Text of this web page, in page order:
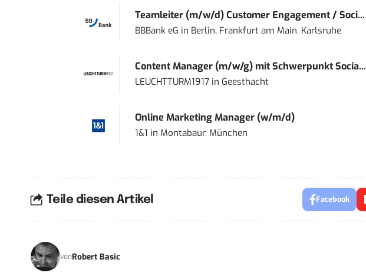
Teamleiter (m/w/d) Customer Engagement / Soci...
BBBank eG in Berlin, Frankfurt am Main, Karlsruhe
Content Manager (m/w/g) mit Schwerpunkt Socia...
LEUCHTTURM1917in Geesthacht
Online Marketing Manager (w/m/d)
1&1 in Montabaur, München
Teile diesen Artikel Facebook
vonRobert Basic